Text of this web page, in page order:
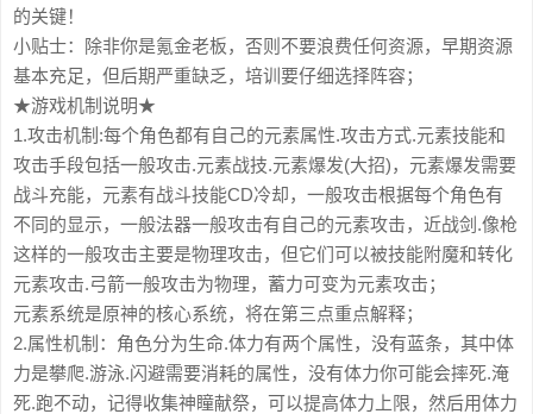
的关键！
小贴士：除非你是氪金老板，否则不要浪费任何资源，早期资源
基本充足，但后期严重缺乏，培训要仔细选择阵容；
★游戏机制说明★
1.攻击机制:每个角色都有自己的元素属性.攻击方式.元素技能和
攻击手段包括一般攻击.元素战技.元素爆发(大招)，元素爆发需要
战斗充能，元素有战斗技能CD冷却，一般攻击根据每个角色有
不同的显示，一般法器一般攻击有自己的元素攻击，近战剑.像枪
这样的一般攻击主要是物理攻击，但它们可以被技能附魔和转化
元素攻击.弓箭一般攻击为物理，蓄力可变为元素攻击；
元素系统是原神的核心系统，将在第三点重点解释；
2.属性机制：角色分为生命.体力有两个属性，没有蓝条，其中体
力是攀爬.游泳.闪避需要消耗的属性，没有体力你可能会摔死.淹
死.跑不动，记得收集神瞳献祭，可以提高体力上限，然后用体力